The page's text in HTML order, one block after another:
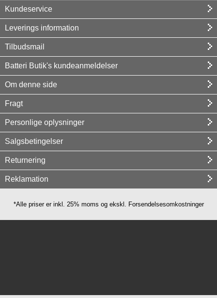
Kundeservice
Leverings information
Tilbudsmail
Batteri Butik's kundeanmeldelser
Om denne side
Fragt
Personlige oplysninger
Salgsbetingelser
Returnering
Reklamation
*Alle priser er inkl. 25% moms og ekskl. Forsendelsesomkostninger